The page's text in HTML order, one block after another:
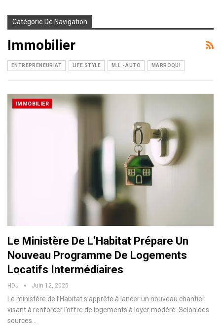
Catégorie De Navigation
Immobilier
ENTREPRENEURIAT LIFE STYLE M.L.- AUTO MARROQUI
IMMOBILIER
Le Ministère De L’Habitat Prépare Un
Nouveau Programme De Logements
Locatifs Intermédiaires
HDJ Juin 12, 2025
Le ministère de l’Habitat s’apprête à lancer un nouveau chantier
visant à renforcer l’offre de logements à loyer modéré. Selon des
sources…